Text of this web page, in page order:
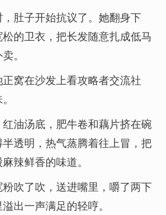
肚子开始抗议了。她翻身下
的卫衣，把长发随意扎成低马
。
窝在沙发上看攻略者交流社
油汤底，肥牛卷和藕片挤在碗
透明，热气蒸腾着往上冒，把
辣鲜香的味道。
吹了吹，送进嘴里，嚼了两下
出一声满足的轻哼。